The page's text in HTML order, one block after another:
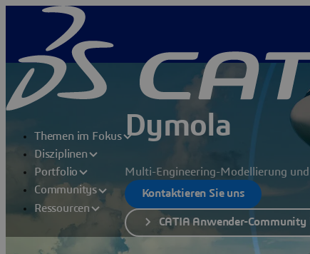
Themen im Fokus
Disziplinen
Portfolio
Communitys
Ressourcen
Dymola
Multi-Engineering-Modellierung
Kontaktieren Sie uns
CATIA Anwender-Community